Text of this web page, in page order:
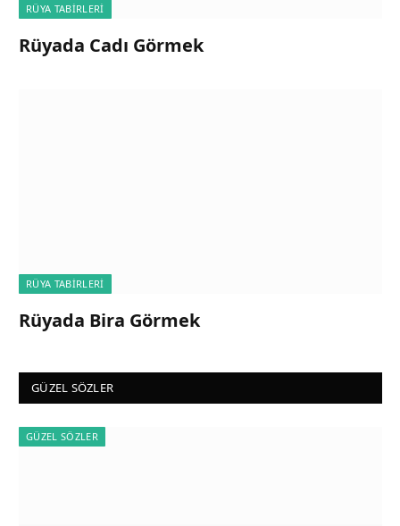
RÜYA TABIRLERI
Rüyada Cadı Görmek
RÜYA TABIRLERI
Rüyada Bira Görmek
GÜZEL SÖZLER
GÜZEL SÖZLER